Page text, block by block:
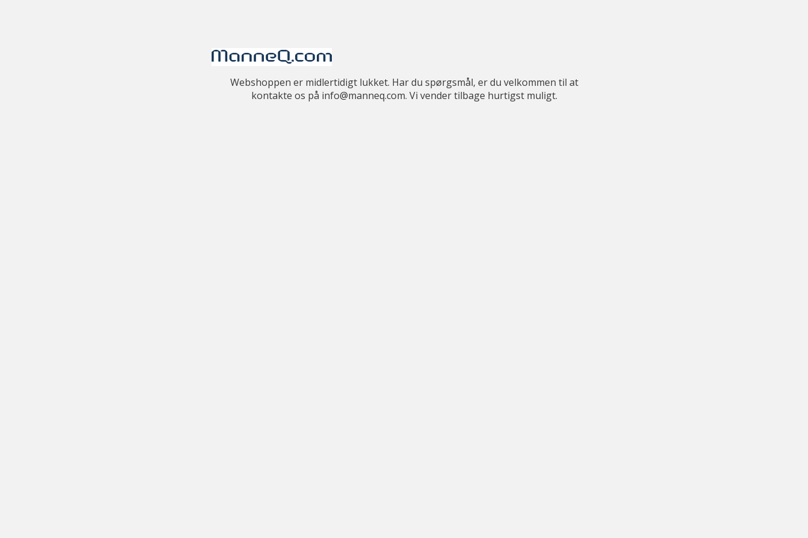
Webshoppen er midlertidigt lukket. Har du spørgsmål, er du velkommen til at
kontakte os på info@manneq.com. Vi vender tilbage hurtigst muligt.